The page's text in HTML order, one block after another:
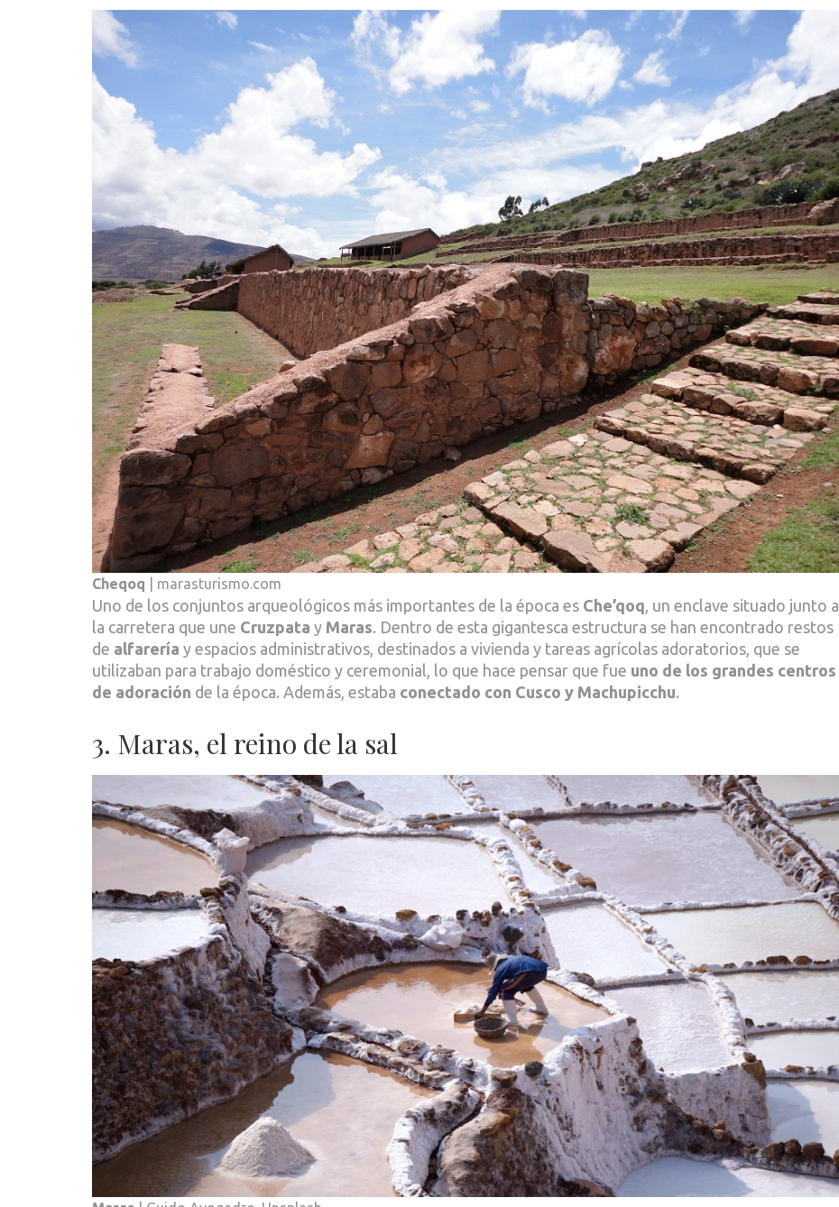
Cheqoq | marasturismo.com
Uno de los conjuntos arqueológicos más importantes de la época es Che’qoq, un enclave situado junto a
la carretera que une Cruzpata y Maras. Dentro de esta gigantesca estructura se han encontrado restos
de alfarería y espacios administrativos, destinados a vivienda y tareas agrícolas adoratorios, que se
utilizaban para trabajo doméstico y ceremonial, lo que hace pensar que fue uno de los grandes centros
de adoración de la época. Además, estaba conectado con Cusco y Machupicchu.
3. Maras, el reino de la sal